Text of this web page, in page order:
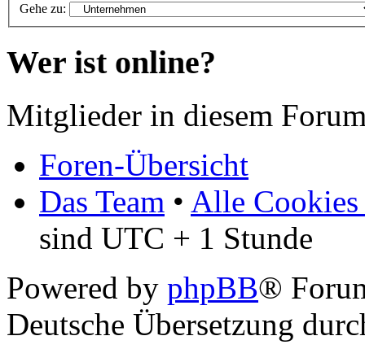
Gehe zu:
Wer ist online?
Mitglieder in diesem
Foren-Übersicht
Das Team • Alle Cookies
sind UTC + 1 Stunde
Powered by phpBB®
Deutsche Übersetzung